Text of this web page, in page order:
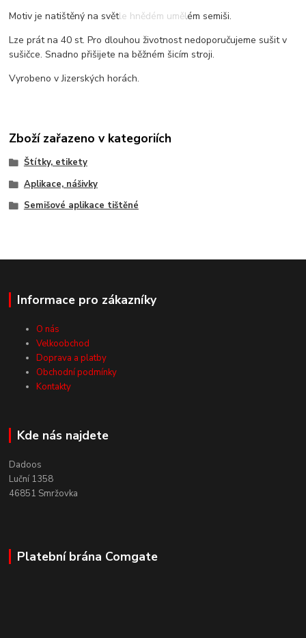
Motiv je natištěný na světle hnědém umělém semiši.
Lze prát na 40 st. Pro dlouhou životnost nedoporučujeme sušit v
sušičce. Snadno přišijete na běžném šicím stroji.
Vyrobeno v Jizerských horách.
Zboží zařazeno v kategoriích
Štítky, etikety
Aplikace, nášivky
Semišové aplikace tištěné
Informace pro zákazníky
O nás
Velkoobchod
Doprava a platby
Obchodní podmínky
Kontakty
Kde nás najdete
Dadoos
Luční 1358
46851 Smržovka
Platební brána Comgate